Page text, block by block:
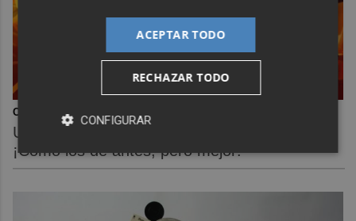
Corepunk MMORPG
Un verdadero MMORPG de la vieja escuela
¡Cómo los de antes, pero mejor!
ACEPTAR TODO
RECHAZAR TODO
CONFIGURAR